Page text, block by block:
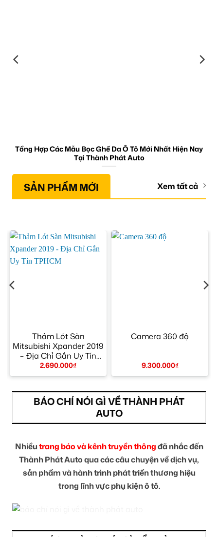
Tổng Hợp Các Mẫu Bọc Ghế Da Ô Tô Mới Nhất Hiện Nay
Tại Thành Phát Auto
SẢN PHẨM MỚI Xem tất cả
Thảm Lót Sàn
Mitsubishi Xpander 2019
– Địa Chỉ Gắn Uy Tín
TPHCM
2.690.000₫
Camera 360 độ
9.300.000₫
BÁO CHÍ NÓI GÌ VỀ THÀNH PHÁT
AUTO
Nhiềutrang báo và kênh truyền thôngđã nhắc đến
Thành Phát Auto qua các câu chuyện về dịch vụ,
sản phẩm và hành trình phát triển thương hiệu
trong lĩnh vực phụ kiện ô tô.